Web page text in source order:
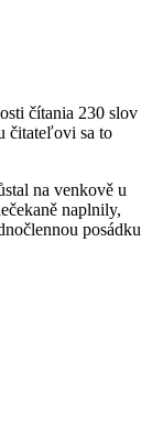
čítania 230 slov
čitateľovi sa to
na venkově u
naplnily,
posádku